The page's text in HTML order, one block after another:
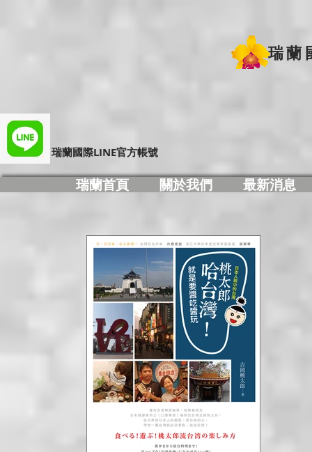
瑞蘭
​瑞蘭國際LINE官方帳號
瑞蘭首頁 關於我們 最新消息